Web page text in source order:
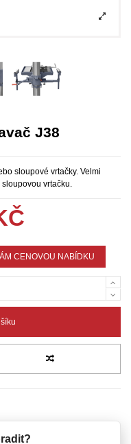
J38
sloupové vrtačky. Velmi
vrtačku.
CENOVOU NABÍDKU